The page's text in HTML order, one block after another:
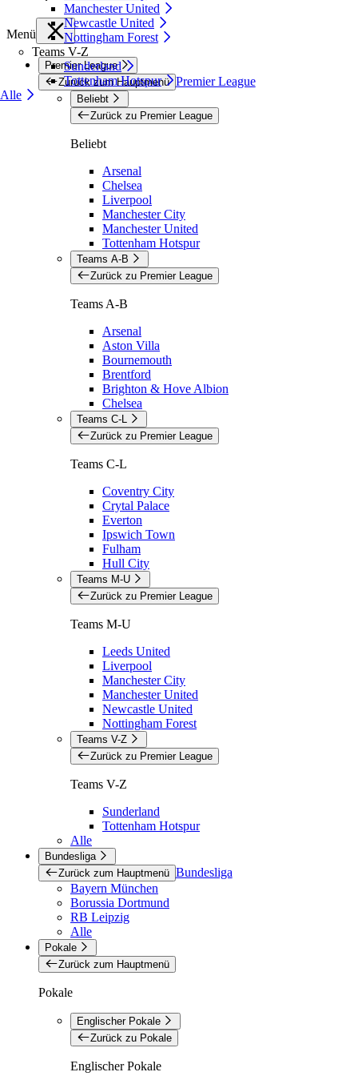
Manchester United
Newcastle United
Nottingham Forest
Teams V-Z
Sunderland
Tottenham Hotspur
Alle
Menü
Premier League
Zurück zum Hauptmenü Premier League
Beliebt
Zurück zu Premier League
Beliebt
Arsenal
Chelsea
Liverpool
Manchester City
Manchester United
Tottenham Hotspur
Teams A-B
Zurück zu Premier League
Teams A-B
Arsenal
Aston Villa
Bournemouth
Brentford
Brighton & Hove Albion
Chelsea
Teams C-L
Zurück zu Premier League
Teams C-L
Coventry City
Crytal Palace
Everton
Ipswich Town
Fulham
Hull City
Teams M-U
Zurück zu Premier League
Teams M-U
Leeds United
Liverpool
Manchester City
Manchester United
Newcastle United
Nottingham Forest
Teams V-Z
Zurück zu Premier League
Teams V-Z
Sunderland
Tottenham Hotspur
Alle
Bundesliga
Zurück zum Hauptmenü Bundesliga
Bayern München
Borussia Dortmund
RB Leipzig
Alle
Pokale
Zurück zum Hauptmenü
Pokale
Englischer Pokale
Zurück zu Pokale
Englischer Pokale